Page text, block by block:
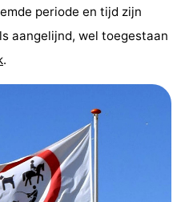
periode en tijd zijn
aangelijnd, wel toegestaan
.